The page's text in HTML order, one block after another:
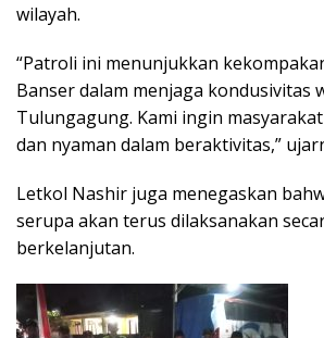
wilayah.
“Patroli ini menunjukkan
Banser dalam menjaga kondusivitas
Tulungagung. Kami ingin
dan nyaman dalam beraktivitas,”
Letkol Nashir juga menegaskan
serupa akan terus dilaksanakan
berkelanjutan.